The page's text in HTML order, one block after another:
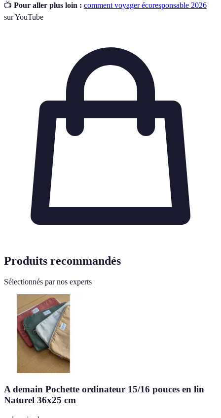
📺 Pour aller plus loin : comment voyager écoresponsable 2026
sur YouTube
Produits recommandés
Sélectionnés par nos experts
A demain Pochette ordinateur 15/16 pouces en lin
Naturel 36x25 cm